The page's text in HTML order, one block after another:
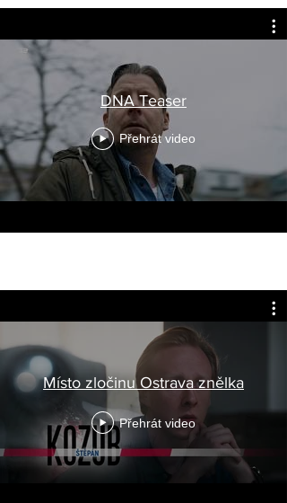
DNA Teaser
Přehrát video
Místo zločinu Ostrava znělka
Přehrát video